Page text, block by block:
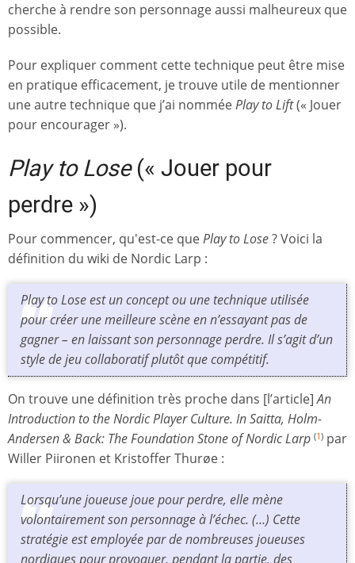
cherche à rendre son personnage aussi malheureux que
possible.
Pour expliquer comment cette technique peut être mise
en pratique efficacement, je trouve utile de mentionner
une autre technique que j’ai nomméePlay to Lift(« Jouer
pour encourager »).
Play to Lose(« Jouer pour
perdre »)
Pour commencer, qu'est-ce quePlay to Lose? Voici la
définition du wiki de Nordic Larp :
Play to Loseest un concept ou une technique utilisée
pour créer une meilleure scène en n’essayant pas de
gagner – en laissant son personnage perdre. Il s’agit d’un
style de jeu collaboratif plutôt que compétitif.
On trouve une définition très proche dans [l’article]An
Introduction to the Nordic Player Culture. In Saitta, Holm-
Andersen & Back: The Foundation Stone of Nordic Larp (1) par
Willer Piironen et Kristoffer Thurøe :
Lorsqu’une joueuse joue pour perdre, elle mène
volontairement son personnage à l’échec. (…) Cette
stratégie est employée par de nombreuses joueuses
nordiques pour provoquer, pendant la partie, des